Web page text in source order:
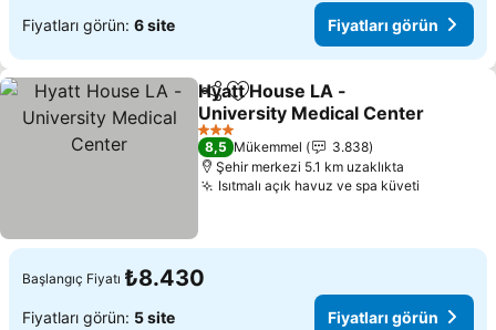
Fiyatları görün: 6 site Fiyatları görün
PaylaşFavorilerime ekle
Hyatt House LA -
University Medical Center
Fiyatları görün
3 Yıldız
8,5 Mükemmel
3.838
Şehir merkezi 5.1 km uzaklıkta
Isıtmalı açık havuz ve spa küveti
Başlangıç Fiyatı ₺8.430
Fiyatları görün: 5 site Fiyatları görün